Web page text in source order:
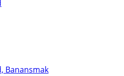
Banansmak